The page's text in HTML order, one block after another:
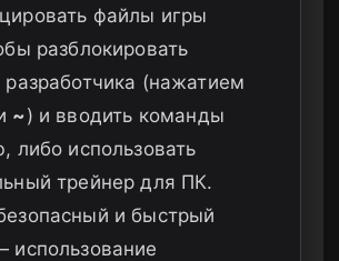
файлы игры
разблокировать
разработчика (нажатием
~) и вводить команды
либо использовать
трейнер для ПК.
и быстрый
использование